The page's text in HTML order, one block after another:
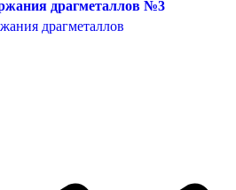
драгметаллов №3
драгметаллов